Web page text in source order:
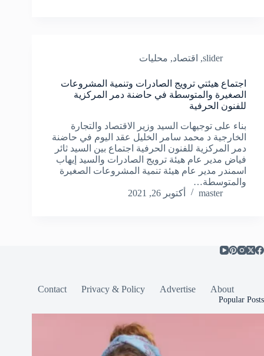
slider
, اقتصاد, محليات
اجتماع هيئتي ترويج الصادرات وتنمية المشروعات
الصغيرة والمتوسطة في حاضنة دمر المركزية
للفنون الحرفية
بناء على توجيهات السيد وزير الاقتصاد والتجارة
الخارجية د محمد سامر الخليل عقد اليوم في حاضنة
دمر المركزية للفنون الحرفية اجتماع بين السيد ثائر
فياض مدير عام هيئة ترويج الصادرات والسيد إيهاب
اسمندر مدير عام هيئة تنمية المشروعات الصغيرة
والمتوسطة…
master
أكتوبر 26, 2021
About
Advertise
Privacy & Policy
Contact
Popular Posts